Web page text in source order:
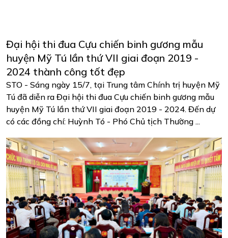
Đại hội thi đua Cựu chiến binh gương mẫu
huyện Mỹ Tú lần thứ VII giai đoạn 2019 -
2024 thành công tốt đẹp
STO - Sáng ngày 15/7, tại Trung tâm Chính trị huyện Mỹ
Tú đã diễn ra Đại hội thi đua Cựu chiến binh gương mẫu
huyện Mỹ Tú lần thứ VII giai đoạn 2019 - 2024. Đến dự
có các đồng chí: Huỳnh Tó - Phó Chủ tịch Thường ...